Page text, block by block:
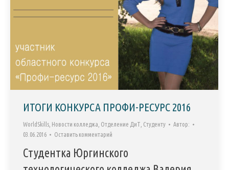
ИТОГИ КОНКУРСА ПРОФИ-РЕСУРС 2016
WorldSkills Новости колледжа Отделение ДиТ Студенту
Автор:
03.06.2016
Оставить комментарий
Студентка Юргинского